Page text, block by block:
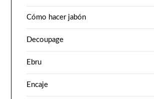
Cómo hacer jabón
Decoupage
Ebru
Encaje